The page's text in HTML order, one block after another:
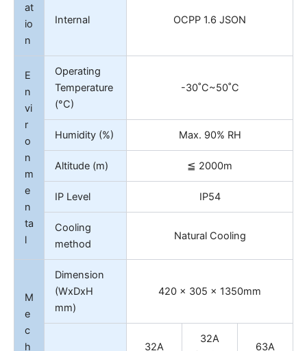
at
io
n
Internal OCPP 1.6 JSON
E
n
vi
r
o
n
m
e
n
ta
l
Operating
Temperature
(°C)
-30˚C~50˚C
Humidity (%) Max. 90% RH
Altitude (m) ≦ 2000m
IP Level IP54
Cooling
method
Natural Cooling
M
e
c
h
Dimension
(WxDxH
mm)
420 x 305 x 1350mm
32A
32A
63A